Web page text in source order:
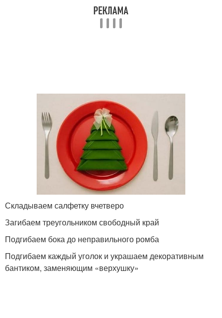
Складываем салфетку вчетверо
Загибаем треугольником свободный край
Подгибаем бока до неправильного ромба
Подгибаем каждый уголок и украшаем декоративным
бантиком, заменяющим «верхушку»